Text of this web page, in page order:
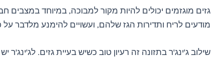
גזים מוגזמים יכולים להיות מקור למבוכה, במיוחד במצבים
מודעים לריח ותדירות הגז שלהם, ועשויים להימנע מלדבר
שילוב ג'ינג'ר בתזונה זה רעיון טוב כשיש בעיית גזים. לג'ינג'ר